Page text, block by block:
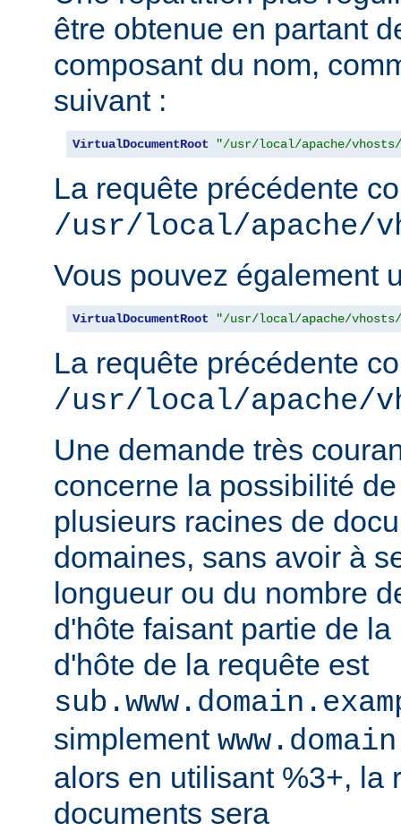
être obtenue en partant
composant du nom,
suivant :
VirtualDocumentRoot "/usr/local/apache/vhosts/
La requête précédente
/usr/local/apache/
Vous pouvez également
VirtualDocumentRoot "/usr/local/apache/vhosts/
La requête précédente
/usr/local/apache/
Une demande très
concerne la possibilité
plusieurs racines de
domaines, sans avoir à
longueur ou du nombre
d'hôte faisant partie de
d'hôte de la requête est
simplement
alors en utilisant %3+, la
documents sera